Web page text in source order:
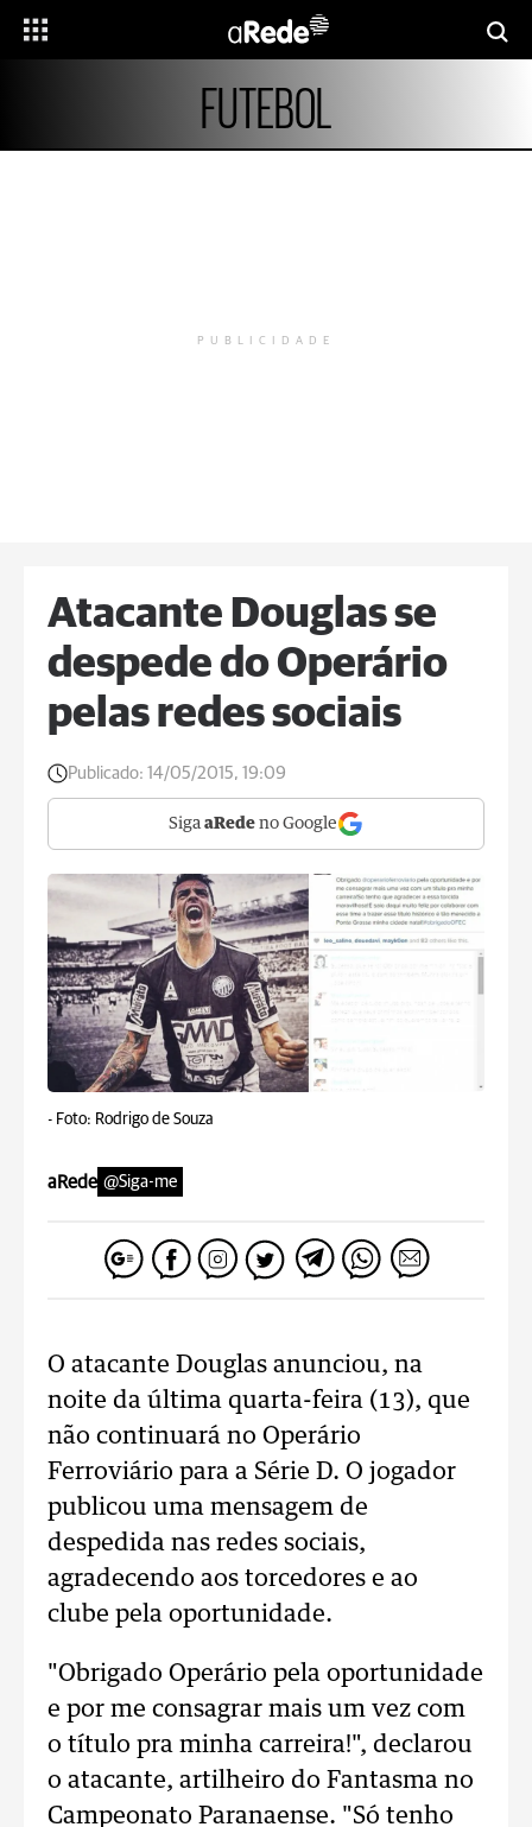
FUTEBOL
PUBLICIDADE
Atacante Douglas se
despede do Operário
pelas redes sociais
Publicado: 14/05/2015, 19:09
Siga aRede no Google
- Foto: Rodrigo de Souza
aRede @Siga-me
O atacante Douglas anunciou, na
noite da última quarta-feira (13), que
não continuará no Operário
Ferroviário para a Série D. O jogador
publicou uma mensagem de
despedida nas redes sociais,
agradecendo aos torcedores e ao
clube pela oportunidade.
"Obrigado Operário pela oportunidade
e por me consagrar mais um vez com
o título pra minha carreira!", declarou
o atacante, artilheiro do Fantasma no
Campeonato Paranaense. "Só tenho